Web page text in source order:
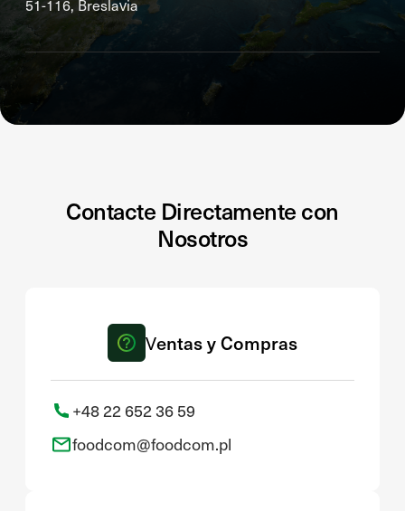
51-116, Breslavia
Contacte Directamente con
Nosotros
Ventas y Compras
+48 22 652 36 59
foodcom@foodcom.pl